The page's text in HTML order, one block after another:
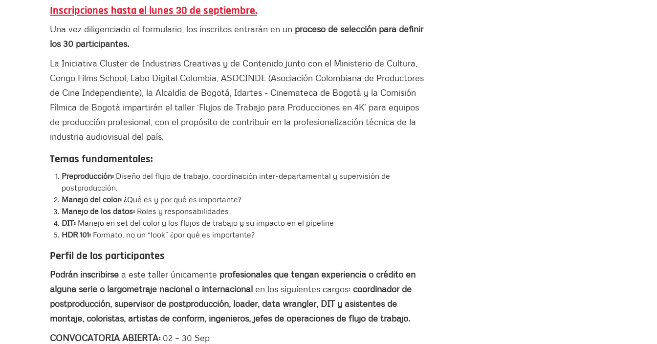
Inscripciones hasta el lunes 30 de septiembre.
Una vez diligenciado el formulario, los inscritos entrarán en un proceso de selección para definir
los 30 participantes.
La Iniciativa Cluster de Industrias Creativas y de Contenido junto con el Ministerio de Cultura,
Congo Films School, Labo Digital Colombia, ASOCINDE (Asociación Colombiana de Productores
de Cine Independiente), la Alcaldía de Bogotá, Idartes - Cinemateca de Bogotá y la Comisión
Fílmica de Bogotá impartirán el taller ‘Flujos de Trabajo para Producciones en 4K’ para equipos
de producción profesional, con el propósito de contribuir en la profesionalización técnica de la
industria audiovisual del país.
Temas fundamentales:
Preproducción: Diseño del flujo de trabajo, coordinación inter-departamental y supervisión de
postproducción.
Manejo del color: ¿Qué es y por qué es importante?
Manejo de los datos: Roles y responsabilidades
DIT: Manejo en set del color y los flujos de trabajo y su impacto en el pipeline
HDR 101: Formato, no un “look” ¿por qué es importante?
Perfil de los participantes
Podrán inscribirse a este taller únicamente profesionales que tengan experiencia o crédito en
alguna serie o largometraje nacional o internacional en los siguientes cargos: coordinador de
postproducción, supervisor de postproducción, loader, data wrangler, DIT y asistentes de
montaje, coloristas, artistas de conform, ingenieros, jefes de operaciones de flujo de trabajo.
CONVOCATORIA ABIERTA: 02 – 30 Sep